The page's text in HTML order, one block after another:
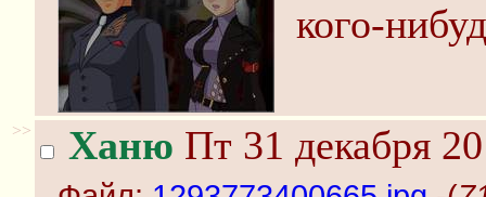
кого-
>> Ханю Пт 31 декабря